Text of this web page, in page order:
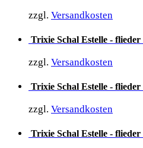
zzgl. Versandkosten
Trixie Schal Estelle - flieder
zzgl. Versandkosten
Trixie Schal Estelle - flieder
zzgl. Versandkosten
Trixie Schal Estelle - flieder